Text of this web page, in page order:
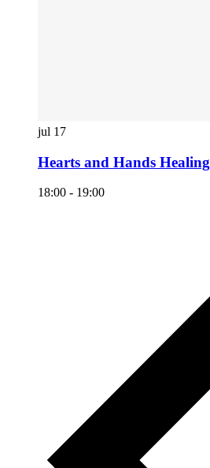
jul 17
Hearts and Hands Healing
18:00 - 19:00